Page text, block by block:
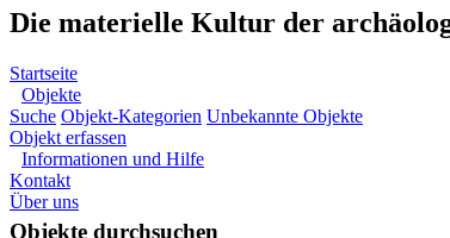
Die materielle Kultur der
Startseite
Objekte
Suche Objekt-Kategorien Unbekannte Objekte
Objekt erfassen
Informationen und Hilfe
Kontakt
Über uns
Objekte durchsuchen